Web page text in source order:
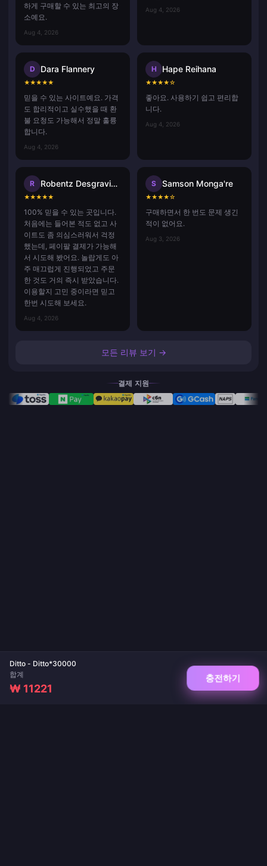
Ditto - Ditto*30000
합계
₩ 11221
충전하기
하게 구매할 수 있는 최고의 장
소예요.
Aug 4, 2026
Aug 4, 2026
D Dara Flannery
★★★★★
믿을 수 있는 사이트예요. 가격
도 합리적이고 실수했을 때 환
불 요청도 가능해서 정말 훌륭
합니다.
Aug 4, 2026
H Hape Reihana
★★★★☆
좋아요. 사용하기 쉽고 편리합
니다.
Aug 4, 2026
R Robentz Desgraviers
★★★★★
100% 믿을 수 있는 곳입니다.
처음에는 들어본 적도 없고 사
이트도 좀 의심스러워서 걱정
했는데, 페이팔 결제가 가능해
서 시도해 봤어요. 놀랍게도 아
주 매끄럽게 진행되었고 주문
한 것도 거의 즉시 받았습니다.
이용할지 고민 중이라면 믿고
한번 시도해 보세요.
Aug 4, 2026
S Samson Monga're
★★★★☆
구매하면서 한 번도 문제 생긴
적이 없어요.
Aug 3, 2026
모든 리뷰 보기 →
결제 지원